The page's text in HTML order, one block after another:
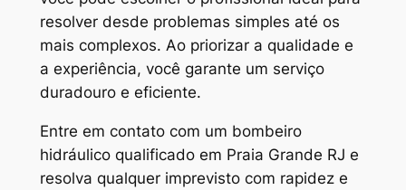
resolver desde problemas simples até os
mais complexos. Ao priorizar a qualidade e
a experiência, você garante um serviço
duradouro e eficiente.
Entre em contato com um bombeiro
hidráulico qualificado em Praia Grande RJ e
resolva qualquer imprevisto com rapidez e